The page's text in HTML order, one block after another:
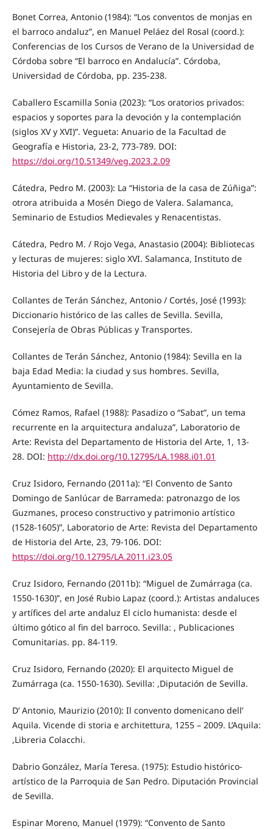
Bonet Correa, Antonio (1984): “Los conventos de monjas en
el barroco andaluz”, en Manuel Peláez del Rosal (coord.):
Conferencias de los Cursos de Verano de la Universidad de
Córdoba sobre “El barroco en Andalucía”. Córdoba,
Universidad de Córdoba, pp. 235-238.
Caballero Escamilla Sonia (2023): “Los oratorios privados:
espacios y soportes para la devoción y la contemplación
(siglos XV y XVI)”. Vegueta: Anuario de la Facultad de
Geografía e Historia, 23-2, 773-789. DOI:
https://doi.org/10.51349/veg.2023.2.09
Cátedra, Pedro M. (2003): La “Historia de la casa de Zúñiga”:
otrora atribuida a Mosén Diego de Valera. Salamanca,
Seminario de Estudios Medievales y Renacentistas.
Cátedra, Pedro M. / Rojo Vega, Anastasio (2004): Bibliotecas
y lecturas de mujeres: siglo XVI. Salamanca, Instituto de
Historia del Libro y de la Lectura.
Collantes de Terán Sánchez, Antonio / Cortés, José (1993):
Diccionario histórico de las calles de Sevilla. Sevilla,
Consejería de Obras Públicas y Transportes.
Collantes de Terán Sánchez, Antonio (1984): Sevilla en la
baja Edad Media: la ciudad y sus hombres. Sevilla,
Ayuntamiento de Sevilla.
Cómez Ramos, Rafael (1988): Pasadizo o “Sabat”, un tema
recurrente en la arquitectura andaluza”, Laboratorio de
Arte: Revista del Departamento de Historia del Arte, 1, 13-
28. DOI: http://dx.doi.org/10.12795/LA.1988.i01.01
Cruz Isidoro, Fernando (2011a): “El Convento de Santo
Domingo de Sanlúcar de Barrameda: patronazgo de los
Guzmanes, proceso constructivo y patrimonio artístico
(1528-1605)”, Laboratorio de Arte: Revista del Departamento
de Historia del Arte, 23, 79-106. DOI:
https://doi.org/10.12795/LA.2011.i23.05
Cruz Isidoro, Fernando (2011b): “Miguel de Zumárraga (ca.
1550-1630)”, en José Rubio Lapaz (coord.): Artistas andaluces
y artífices del arte andaluz El ciclo humanista: desde el
último gótico al fin del barroco. Sevilla: , Publicaciones
Comunitarias. pp. 84-119.
Cruz Isidoro, Fernando (2020): El arquitecto Miguel de
Zumárraga (ca. 1550-1630). Sevilla: ,Diputación de Sevilla.
D’ Antonio, Maurizio (2010): Il convento domenicano dell’
Aquila. Vicende di storia e architettura, 1255 – 2009. L’Aquila:
,Libreria Colacchi.
Dabrio González, María Teresa. (1975): Estudio histórico-
artístico de la Parroquia de San Pedro. Diputación Provincial
de Sevilla.
Espinar Moreno, Manuel (1979): “Convento de Santo